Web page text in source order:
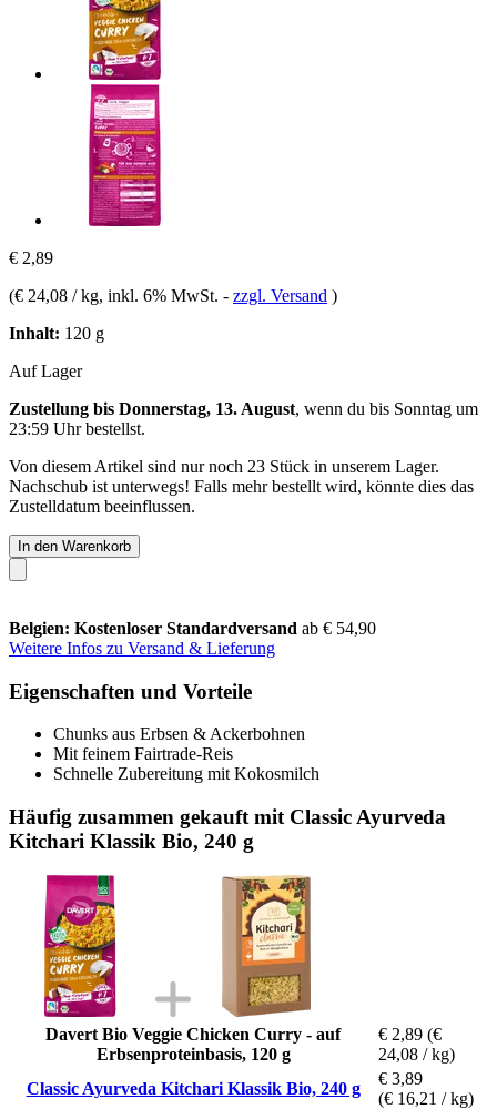
€ 2,89
(€ 24,08 / kg, inkl. 6% MwSt. - zzgl. Versand )
Inhalt: 120 g
Auf Lager
Zustellung bis Donnerstag, 13. August, wenn du bis Sonntag um
23:59 Uhrbestellst.
Von diesem Artikel sind nur noch 23 Stück in unserem Lager.
Nachschub ist unterwegs! Falls mehr bestellt wird, könnte dies das
Zustelldatum beeinflussen.
In den Warenkorb
Belgien: Kostenloser Standardversand ab € 54,90
Weitere Infos zu Versand & Lieferung
Eigenschaften und Vorteile
Chunks aus Erbsen & Ackerbohnen
Mit feinem Fairtrade-Reis
Schnelle Zubereitung mit Kokosmilch
Häufig zusammen gekauft mit Classic Ayurveda
Kitchari Klassik Bio, 240 g
Davert Bio Veggie Chicken Curry - auf
Erbsenproteinbasis, 120 g
€ 2,89 (€
24,08 / kg)
Classic Ayurveda Kitchari Klassik Bio, 240 g
€ 3,89
(€ 16,21 / kg)